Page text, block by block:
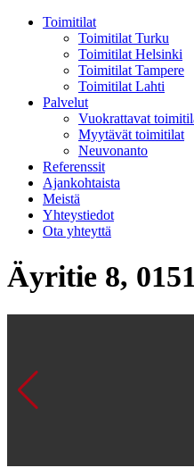
Toimitilat
Toimitilat Turku
Toimitilat Helsinki
Toimitilat Tampere
Toimitilat Lahti
Palvelut
Vuokrattavat
Myytävät toimitilat
Neuvonanto
Referenssit
Ajankohtaista
Meistä
Yhteystiedot
Ota yhteyttä
Äyritie 8,